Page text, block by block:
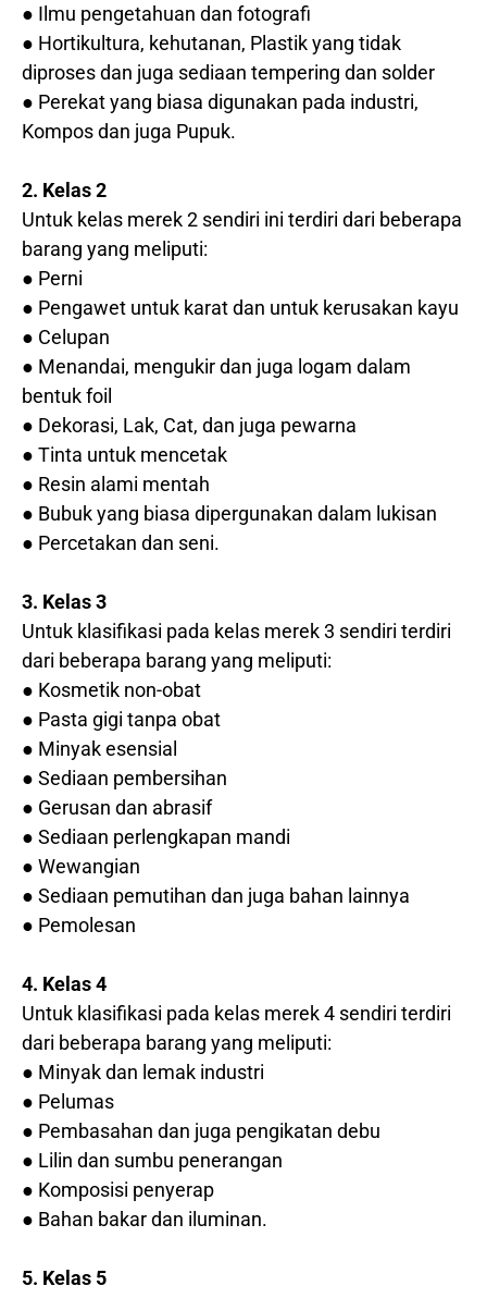
● Ilmu pengetahuan dan fotografi
● Hortikultura, kehutanan, Plastik yang tidak
diproses dan juga sediaan tempering dan solder
● Perekat yang biasa digunakan pada industri,
Kompos dan juga Pupuk.
2. Kelas 2
Untuk kelas merek 2 sendiri ini terdiri dari beberapa
barang yang meliputi:
● Perni
● Pengawet untuk karat dan untuk kerusakan kayu
● Celupan
● Menandai, mengukir dan juga logam dalam
bentuk foil
● Dekorasi, Lak, Cat, dan juga pewarna
● Tinta untuk mencetak
● Resin alami mentah
● Bubuk yang biasa dipergunakan dalam lukisan
● Percetakan dan seni.
3. Kelas 3
Untuk klasifikasi pada kelas merek 3 sendiri terdiri
dari beberapa barang yang meliputi:
● Kosmetik non-obat
● Pasta gigi tanpa obat
● Minyak esensial
● Sediaan pembersihan
● Gerusan dan abrasif
● Sediaan perlengkapan mandi
● Wewangian
● Sediaan pemutihan dan juga bahan lainnya
● Pemolesan
4. Kelas 4
Untuk klasifikasi pada kelas merek 4 sendiri terdiri
dari beberapa barang yang meliputi:
● Minyak dan lemak industri
● Pelumas
● Pembasahan dan juga pengikatan debu
● Lilin dan sumbu penerangan
● Komposisi penyerap
● Bahan bakar dan iluminan.
5. Kelas 5